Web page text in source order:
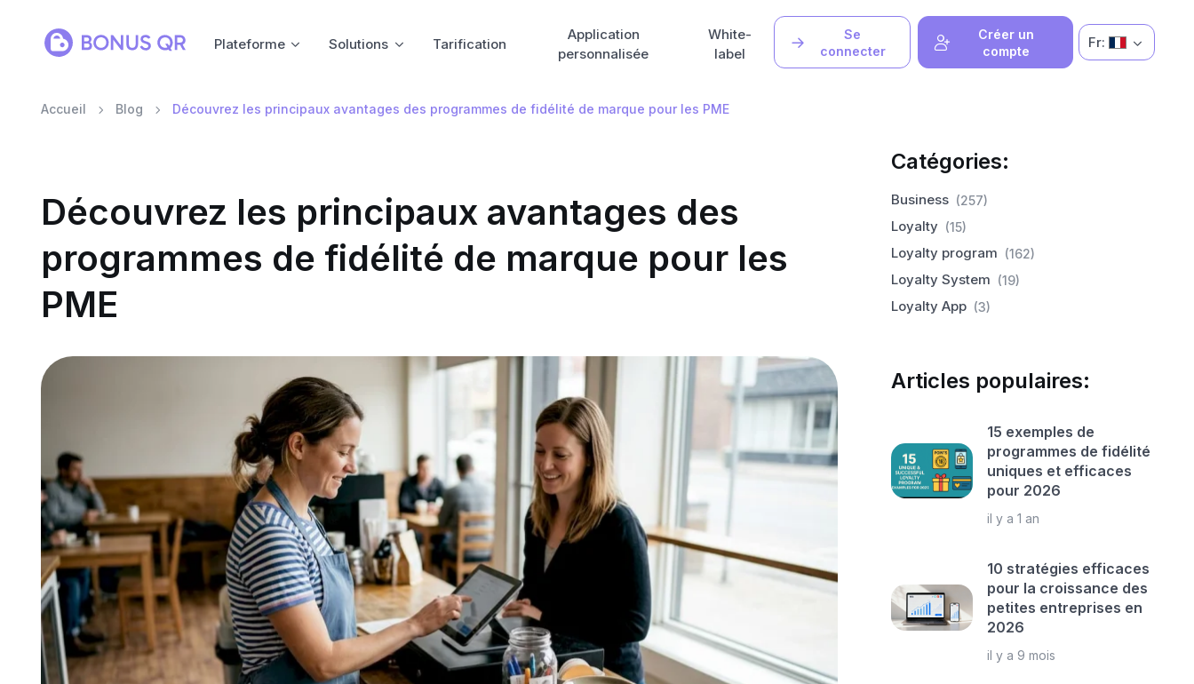
Se
connecter
Créer un
compte
Plateforme Solutions Tarification
Application
personnalisée
White-
label
Fr:
Accueil Blog Découvrez les principaux avantages des programmes de fidélité de marque pour les PME
Découvrez les principaux avantages des
programmes de fidélité de marque pour les
PME
Catégories:
Business (257)
Loyalty (15)
Loyalty program (162)
Loyalty System (19)
Loyalty App (3)
Articles populaires:
15 exemples de
programmes de fidélité
uniques et efficaces
pour 2026
il y a 1 an
10 stratégies efficaces
pour la croissance des
petites entreprises en
2026
il y a 9 mois